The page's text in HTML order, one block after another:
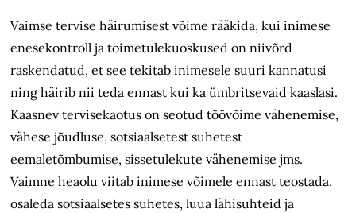
Vaimse tervise häirumisest võime rääkida, kui inimese
enesekontroll ja toimetulekuoskused on niivõrd
raskendatud, et see tekitab inimesele suuri kannatusi
ning häirib nii teda ennast kui ka ümbritsevaid kaaslasi.
Kaasnev tervisekaotus on seotud töövõime vähenemise,
vähese jõudluse, sotsiaalsetest suhetest
eemaletõmbumise, sissetulekute vähenemise jms.
Vaimne heaolu viitab inimese võimele ennast teostada,
osaleda sotsiaalsetes suhetes, luua lähisuhteid ja